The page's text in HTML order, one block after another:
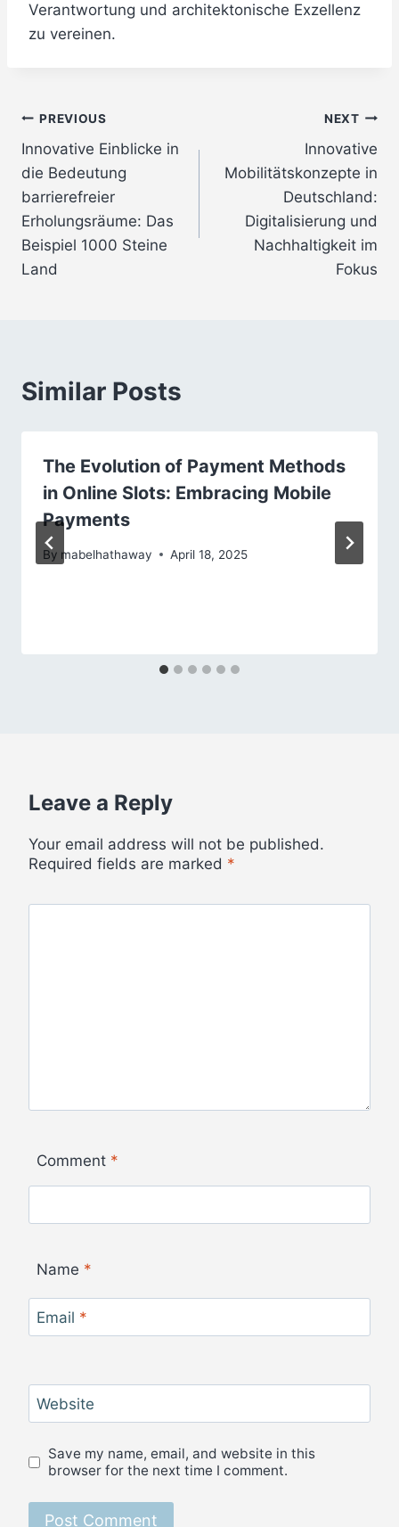
Verantwortung und architektonische Exzellenz
zu vereinen.
Post
navigation
PREVIOUS
Innovative Einblicke in
die Bedeutung
barrierefreier
Erholungsräume: Das
Beispiel 1000 Steine
Land
NEXT
Innovative
Mobilitätskonzepte in
Deutschland:
Digitalisierung und
Nachhaltigkeit im
Fokus
Similar Posts
The Evolution of Payment Methods
in Online Slots: Embracing Mobile
Payments
By mabelhathaway April 18, 2025
Leave a Reply
Your email address will not be published.
Required fields are marked *
Comment *
Name *
Email *
Website
Save my name, email, and website in this
browser for the next time I comment.